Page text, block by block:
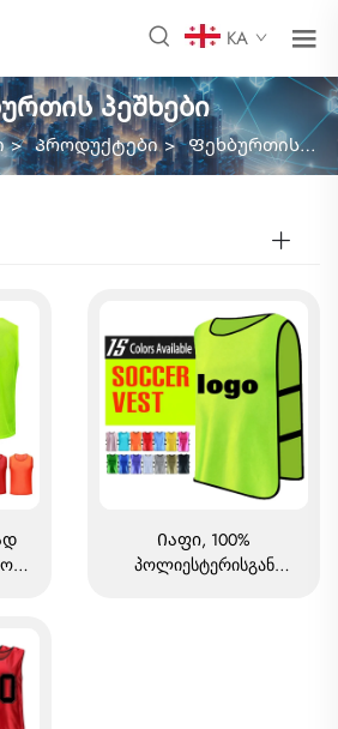
KA
პეშხები
>Პროდუქტები>Ფეხბურთის პეშხები
Იაფი, 100%
პოლიესტერისგან